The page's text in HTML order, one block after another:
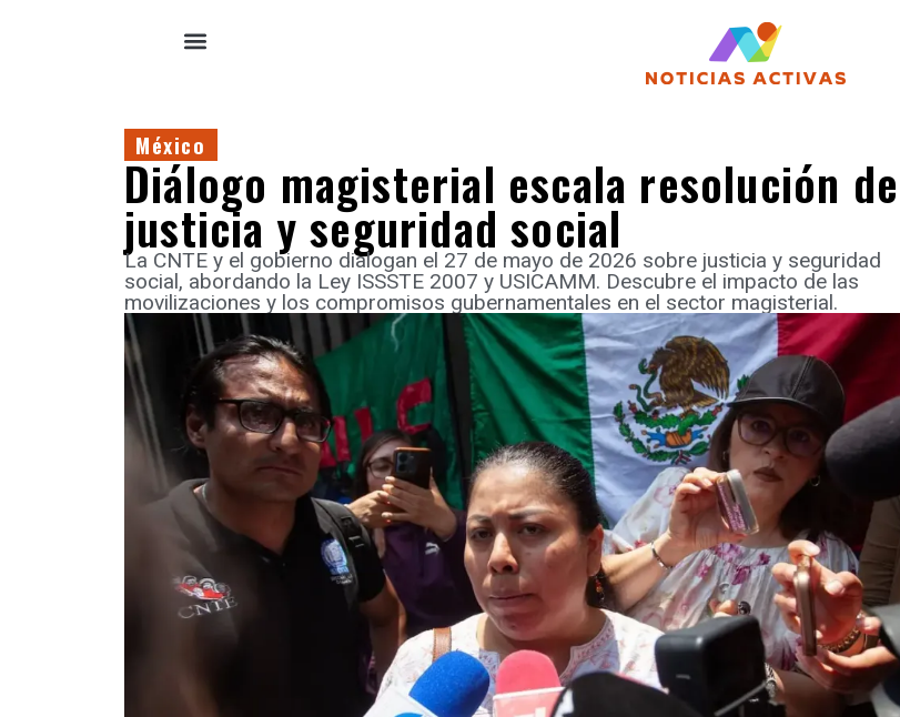
México
Diálogo magisterial escala resolución de
justicia y seguridad social
La CNTE y el gobierno dialogan el 27 de mayo de 2026 sobre justicia y seguridad
social, abordando la Ley ISSSTE 2007 y USICAMM. Descubre el impacto de las
movilizaciones y los compromisos gubernamentales en el sector magisterial.